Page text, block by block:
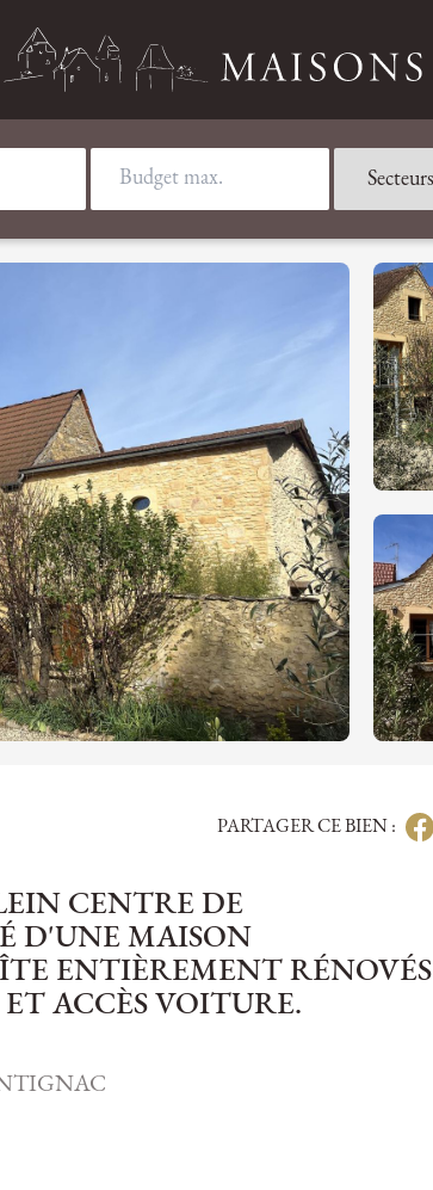
PARTAGER CE BIEN :
CENTRE DE
D'UNE MAISON
ENTIÈREMENT RÉNOVÉS
ACCÈS VOITURE.